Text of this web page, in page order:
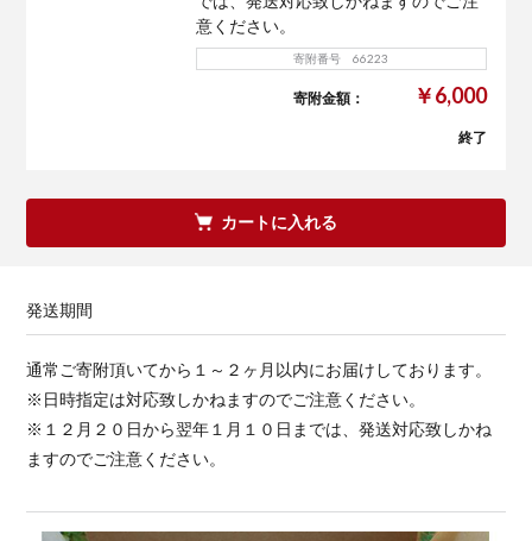
意ください。
寄附番号 66223
寄附金額： ￥6,000
終了
カートに入れる
発送期間
通常ご寄附頂いてから１～２ヶ月以内にお届けしております。
※日時指定は対応致しかねますのでご注意ください。
※１２月２０日から翌年１月１０日までは、発送対応致しかね
ますのでご注意ください。